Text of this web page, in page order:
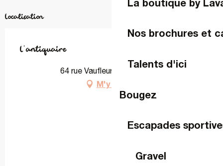
La boutique by
Nos brochures et
Talents d'ici
Bougez
Escapades
Gravel
Localisation
L'antiquaire
64 rue Vaufleury, 53000 Laval
M'y rendre